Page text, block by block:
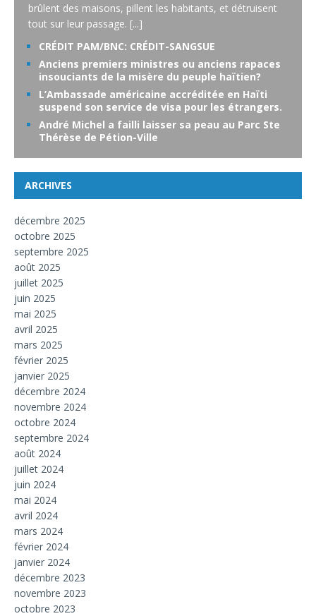
brûlent des maisons, pillent les habitants, et détruisent
tout sur leur passage. [...]
CRÉDIT PAM/BNC: CRÉDIT-SANGSUE
Anciens premiers ministres ou anciens rapaces
insouciants de la misère du peuple haïtien?
L’Ambassade américaine accréditée en Haïti
suspend son service de visa pour les étrangers.
André Michel a failli laisser sa peau au Parc Ste
Thérèse de Pétion-Ville
ARCHIVES
décembre 2025
octobre 2025
septembre 2025
août 2025
juillet 2025
juin 2025
mai 2025
avril 2025
mars 2025
février 2025
janvier 2025
décembre 2024
novembre 2024
octobre 2024
septembre 2024
août 2024
juillet 2024
juin 2024
mai 2024
avril 2024
mars 2024
février 2024
janvier 2024
décembre 2023
novembre 2023
octobre 2023